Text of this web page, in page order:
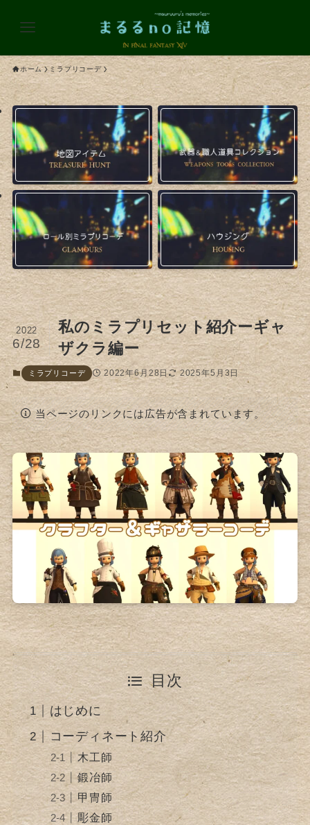
ホーム ミラプリコーデ
私のミラプリセット紹介ーギャ
ザクラ編ー
2022
6/28
ミラプリコーデ 2022年6月28日 2025年5月3日
当ページのリンクには広告が含まれています。
目次
はじめに
コーディネート紹介
木工師
鍛冶師
甲冑師
彫金師